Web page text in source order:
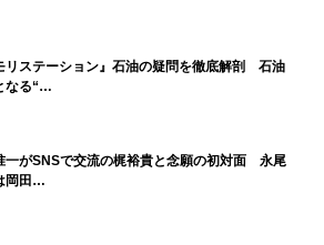
りなところがあるのも定信の特徴か
の中には熱い思いを抱えていながら
ところがあって。ずっと沸々として
ように演じていきたいなと思ってい
にしている視聴者やファンの皆さん
します。
リステーション』石油の疑問を徹底解剖 石油
なる“…
一がSNSで交流の梶裕貴と念願の初対面 永尾
岡田…